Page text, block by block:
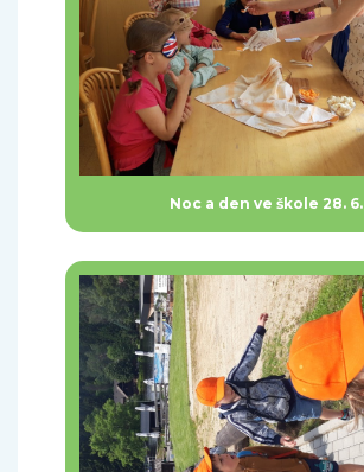
Noc a den ve škole 28. 6.